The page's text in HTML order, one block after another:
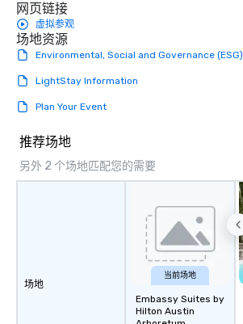
library of hundreds of modern hits
rearranged with syncopation, swing,
and soul. ► Visual Sophistication: Our
performers reflect the "Nouveau"
aesthetic—classic elegance with a
Nouveau Jazz, you aren't just booking
immersive experience. We specialize
in that "golden hour" energy—where
the music is sophisticated enough for
infectious enough to keep guests
engaged and energized throughout
decades of experience performing at
weddings all over the planet! We are
ready to provide you with the perfect
soundtrack to enhance every moment
网页链接
虚拟参观
场地资源
Environmental, Social and Governance (ESG)
LightStay Information
Plan Your Event
推荐场地
另外 2 个场地匹配您的需要
场地
当前场地
Embassy Suites by
Hilton Austin